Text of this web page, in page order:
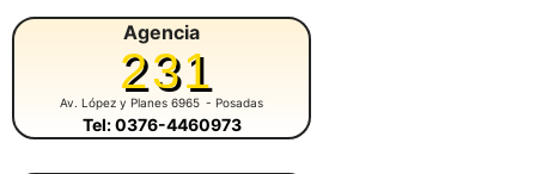
Agencia
231
Av. López y Planes 6965 - Posadas
Tel: 0376-4460973